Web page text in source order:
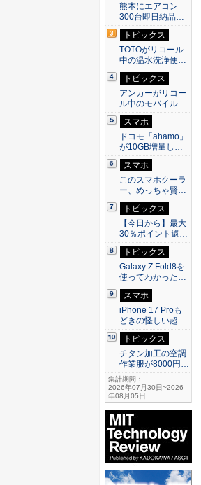
熊本にエアコン
300台即日納品…
トピックス
TOTOがリコール
中の温水洗浄便…
トピックス
アンカーがリコー
ル中のモバイル…
スマホ
ドコモ「ahamo」
が10GB増量し…
スマホ
このスマホクーラ
ー、めっちゃ賢…
トピックス
【今日から】最大
30％ポイント還…
トピックス
Galaxy Z Fold8を
使ってわかった…
スマホ
iPhone 17 Proも
どきの怪しい超…
トピックス
チタン加工の空調
作業服が8000円…
集計期間：
2026年07月30日~2026
年08月05日